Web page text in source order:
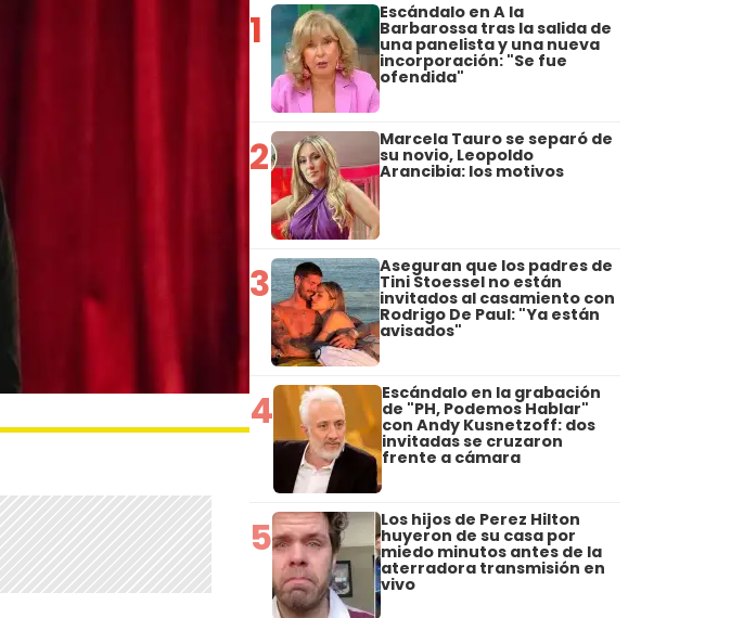
1 Escándalo en A la
Barbarossa tras la salida de
una panelista y una nueva
incorporación: "Se fue
ofendida"
2 Marcela Tauro se separó de
su novio, Leopoldo
Arancibia: los motivos
3 Aseguran que los padres de
Tini Stoessel no están
invitados al casamiento con
Rodrigo De Paul: "Ya están
avisados"
4 Escándalo en la grabación
de "PH, Podemos Hablar"
con Andy Kusnetzoff: dos
invitadas se cruzaron
frente a cámara
5 Los hijos de Perez Hilton
huyeron de su casa por
miedo minutos antes de la
aterradora transmisión en
vivo